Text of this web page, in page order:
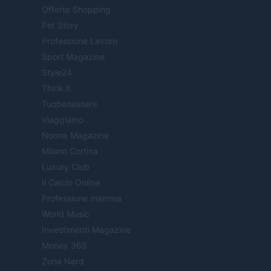
Offerte Shopping
Pet Story
Professione Lavoro
Sport Magazine
Style24
Think.it
Tuobenessere
Viaggiamo
Nonne Magazine
Milano Cortina
Luxury Club
Il Calcio Online
Professione mamma
World Music
Investimenti Magazine
Money 365
Zona Nerd